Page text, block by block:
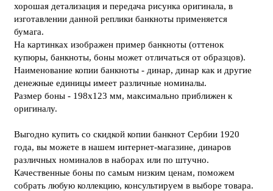
хорошая детализация и передача рисунка оригинала, в
изготавлении данной реплики банкноты применяется
бумага.
На картинках изображен пример банкноты (оттенок
купюры, банкноты, боны может отличаться от образцов).
Наименование копии банкноты - динар, динар как и другие
денежные единицы имеет различные номиналы.
Размер боны - 198х123 мм, максимально приближен к
оригиналу.
Выгодно купить со скидкой копии банкнот Сербии 1920
года, вы можете в нашем интернет-магазине, динаров
различных номиналов в наборах или по штучно.
Качественные боны по самым низким ценам, поможем
собрать любую коллекцию, консультируем в выборе товара.